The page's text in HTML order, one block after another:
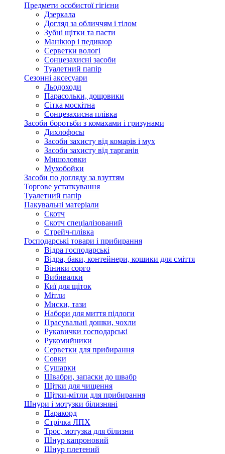
Предмети особистої гігієни
Дзеркала
Догляд за обличчям і тілом
Зубні щітки та пасти
Манікюр і педикюр
Серветки вологі
Сонцезахисні засоби
Туалетний папір
Сезонні аксесуари
Льодоходи
Парасольки, дощовики
Сітка москітна
Сонцезахисна плівка
Засоби боротьби з комахами і гризунами
Дихлофосы
Засоби захисту від комарів і мух
Засоби захисту від тарганів
Мишоловки
Мухобойки
Засоби по догляду за взуттям
Торгове устаткування
Туалетний папір
Пакувальні матеріали
Скотч
Скотч спеціалізований
Стрейч-плівка
Господарські товари і прибирання
Відра господарські
Відра, баки, контейнери, кошики для сміття
Віники сорго
Вибивалки
Киї для щіток
Мітли
Миски, тази
Набори для миття підлоги
Прасувальні дошки, чохли
Рукавички господарські
Рукомийники
Серветки для прибирання
Совки
Сушарки
Швабри, запаски до швабр
Щітки для чищення
Щітки-мітли для прибирання
Шнури і мотузки білизняні
Паракорд
Стрічка ЛПХ
Трос, мотузка для білизни
Шнур капроновий
Шнур плетений